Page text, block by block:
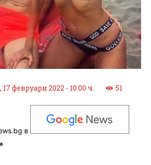
февруари 2022 - 10:00 ч. 51
в